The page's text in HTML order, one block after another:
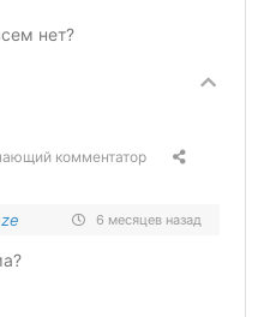
нет?
комментатор
6 месяцев назад